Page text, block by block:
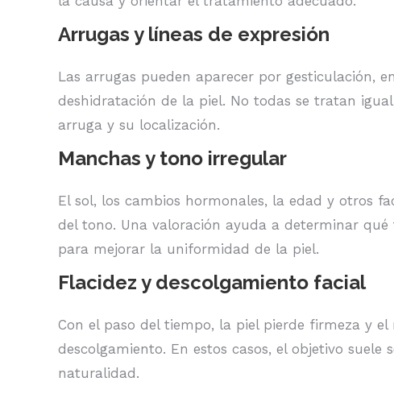
Arrugas y líneas de expresión
Las arrugas pueden aparecer por gesticulación,
deshidratación de la piel. No todas se tratan
arruga y su localización.
Manchas y tono irregular
El sol, los cambios hormonales, la edad y otros
del tono. Una valoración ayuda a determinar
para mejorar la uniformidad de la piel.
Flacidez y descolgamiento facial
Con el paso del tiempo, la piel pierde firmeza y
descolgamiento. En estos casos, el objetivo
naturalidad.